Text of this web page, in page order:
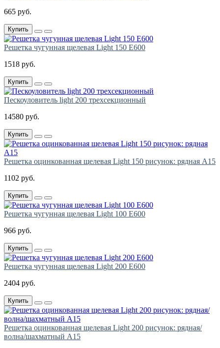
665 руб.
Купить
Решетка чугунная щелевая Light 150 E600
1518 руб.
Купить
Пескоуловитель light 200 трехсекционный
14580 руб.
Купить
Решетка оцинкованная щелевая Light 150 рисунок: рядная А15
1102 руб.
Купить
Решетка чугунная щелевая Light 100 E600
966 руб.
Купить
Решетка чугунная щелевая Light 200 E600
2404 руб.
Купить
Решетка оцинкованная щелевая Light 200 рисунок: рядная/
волна/шахматный А15